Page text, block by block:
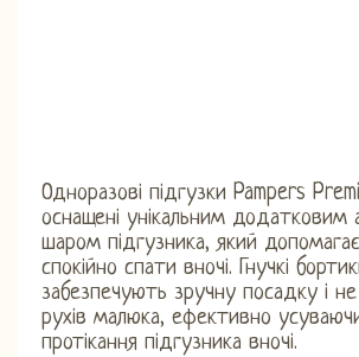
Одноразові підгузки Pampers
оснащені унікальним додатковим
шаром підгузника, який
спокійно спати вночі. Гнучкі
забезпечують зручну посадку і
рухів малюка, ефективно
протікання підгузника вночі.